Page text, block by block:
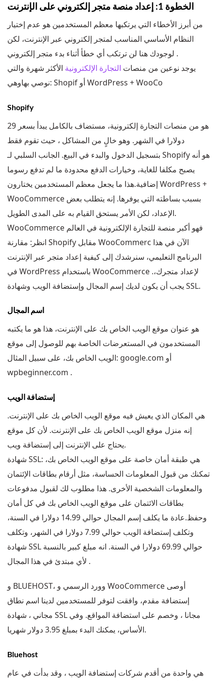
الخطوة 1: إعداد منصة متجر إلكتروني على الإنترنت
من أبرز الأخطاء التي يرتكبها معظم المستخدمين هو عدم إختيار
النظام الأساسي المناسب لمتجر إلكتروني عبر الإنترنت، لكن
لوجودك هنا لن ترتكب أي خطأ أثناء بدء متجر إلكتروني .
يوجد نوعين من منصات التجارة الإلكترونية الأكثر شهرة والتي
نوصي بهاوهي: Shopif أو WordPress + WooCo
Shopify
هو من منصات التجارة إلكترونية، مستضاف بالكامل يبدأ بسعر 29
دولارا في الشهر. وهو خالٍ من المشاكل ، حيث تقوم فقط
بتسجيل الدخول والبدء في البيع. الجانب السلبي لـ Shopify هو أنه
يصبح مكلفا للغاية، وخيارات الدفع محدودة ما لم تدفع رسوما
إضافية.هذا ما يجعل معظم المستخدمين يختارون WordPress +
WooCommerce بسبب بساطته التي يوفرها. إنه يتطلب بعض
الإعداد، لكن الأمر يستحق القيام به على المدى الطويل.
WooCommerce فهو أكبر منصة للتجارة الإلكترونية في العالم
انظر: مقارنة Shopify مقابل WooCommerc الآن في هذا
البرنامج التعليمي، سنرشدك إلى كيفية إعداد متجر عبر الإنترنت
في WordPress باستخدام WooCommerce .لإعداد متجرك،
يجب أن يكون لديك إسم المجال وإستضافة الويب وشهادة SSL.
اسم المجال
هو عنوان موقع الويب الخاص بك على الإنترنت، هذا هو ما يكتبه
المستخدمون في المستعرضات الخاصة بهم للوصول إلى موقع
الويب الخاص بك، على سبيل المثال: google.com أو
wpbeginner.com .
إستضافة الويب
هي المكان الذي يعيش فيه موقع الويب الخاص بك على الإنترنت.
إنه منزل موقع الويب الخاص بك على الإنترنت. لأن كل موقع
يحتاج على الإنترنت إلى إستضافة ويب.
شهادة SSL: هي طبقة أمان خاصة على موقع الويب الخاص بك،
تمكنك من قبول المعلومات الحساسة، مثل أرقام بطاقات الإئتمان
والمعلومات الشخصية الأخرى. هذا مطلوب لك لقبول مدفوعات
بطاقات الائتمان على موقع الويب الخاص بك في كل أمان
وحفظ.عادة ما يكلف إسم المجال حوالي 14.99 دولارا في السنة،
وتكلف إستضافة الويب حوالي 7.99 دولارا في الشهر، وتكلف
شهادة SSL حوالي 69.99 دولارا في السنة. انه مبلغ كبير بالنسبة
لأي مبتدئ في هذا المجال .
و BLUEHOST، وورد الرسمي و WooCommerce أوصى
إستضافة مقدم، وافقت لتوفر للمستخدمين لدينا اسم نطاق
مجاني ، شهادة SSL مجانا ، وخصم على استضافة المواقع. وفي
الأساس، يمكنك البدء بمبلغ 3.95 دولار شهريا.
Bluehost
هي واحدة من أقدم شركات إستضافة الويب ، وقد بدأت في عام